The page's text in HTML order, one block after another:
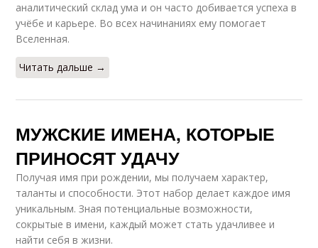
аналитический склад ума и он часто добивается успеха в
учёбе и карьере. Во всех начинаниях ему помогает
Вселенная.
Читать дальше →
МУЖСКИЕ ИМЕНА, КОТОРЫЕ
ПРИНОСЯТ УДАЧУ
Получая имя при рождении, мы получаем характер,
таланты и способности. Этот набор делает каждое имя
уникальным. Зная потенциальные возможности,
сокрытые в имени, каждый может стать удачливее и
найти себя в жизни.